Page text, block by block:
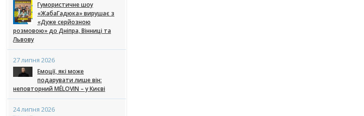
Гумористичне шоу
«ЖабаГадюка» вирушає з
«Дуже серйозною
розмовою» до Дніпра, Вінниці та
Львову
27 липня 2026
Емоції, які може
подарувати лише він:
неповторний MÉLOVIN – у Києві
24 липня 2026